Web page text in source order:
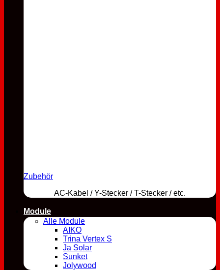
Zubehör
AC-Kabel / Y-Stecker / T-Stecker / etc.
Module
Alle Module
AIKO
Trina Vertex S
Ja Solar
Sunket
Jolywood